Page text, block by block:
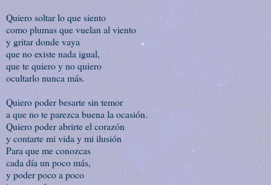
Quiero soltar lo que siento
como plumas que vuelan al viento
y gritar donde vaya
que no existe nada igual,
que te quiero y no quiero
ocultarlo nunca más.
Quiero poder besarte sin temor
a que no te parezca buena la ocasión.
Quiero poder abrirte el corazón
y contarte mi vida y mi ilusión
Para que me conozcas
cada día un poco más,
y poder poco a poco